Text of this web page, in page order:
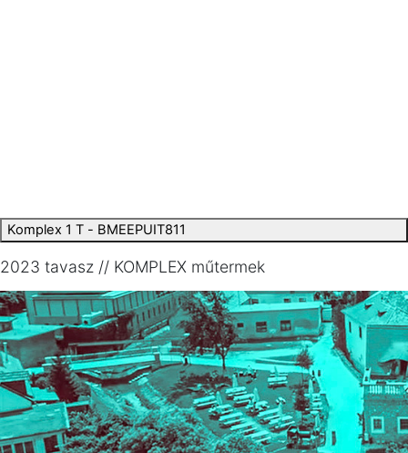
Komplex 1 T - BMEEPUIT811
2023 tavasz // KOMPLEX műtermek